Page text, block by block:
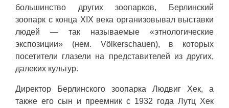
большинство других зоопарков, Берлинский
зоопарк с конца XIX века организовывал выставки
людей — так называемые «этнологические
экспозиции» (нем. Völkerschauen), в которых
посетители глазели на представителей из других,
далеких культур.
Директор Берлинского зоопарка Людвиг Хек, а
также его сын и преемник с 1932 года Лутц Хек